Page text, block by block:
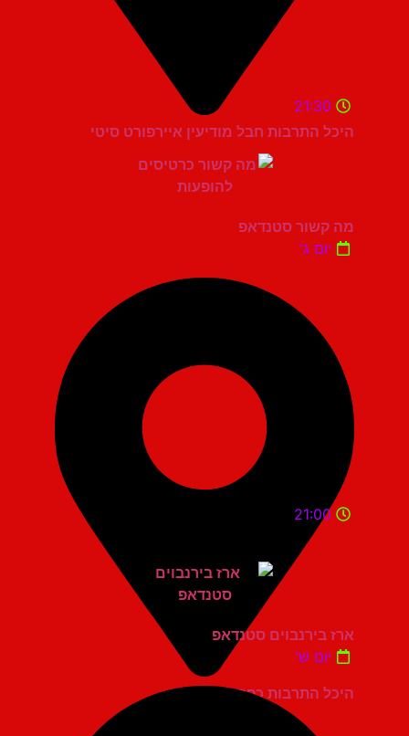
היכל התרבות חבל מודיעין איירפורט סיטי
21:30
מה קשור סטנדאפ
יום ג'
היכל התרבות כפר סבא
21:00
ארז בירנבוים סטנדאפ
יום ש'